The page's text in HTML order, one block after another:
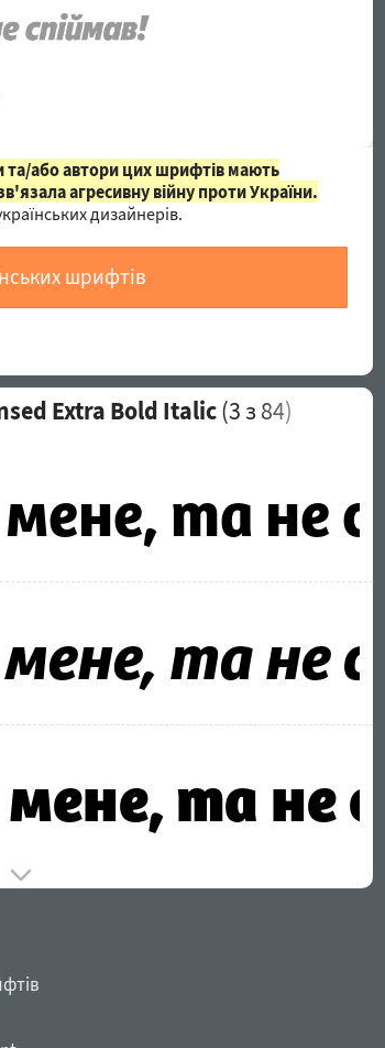
та/або автори цих шрифтів мають
агресивну війну проти України.
дизайнерів.
шрифтів
Extra Bold Italic(3 з 84)